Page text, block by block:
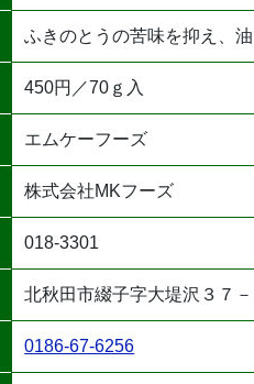
ふきのとうの苦味を抑え、
450円／70ｇ入
エムケーフーズ
株式会社MKフーズ
018-3301
北秋田市綴子字大堤沢３７－
0186-67-6256